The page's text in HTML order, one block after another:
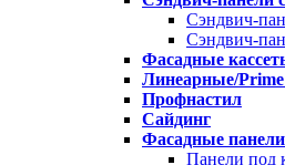
Сэндвич-
Сэндвич-
Фасадные
Линеарные/
Профнастил
Сайдинг
Фасадные
Панели под